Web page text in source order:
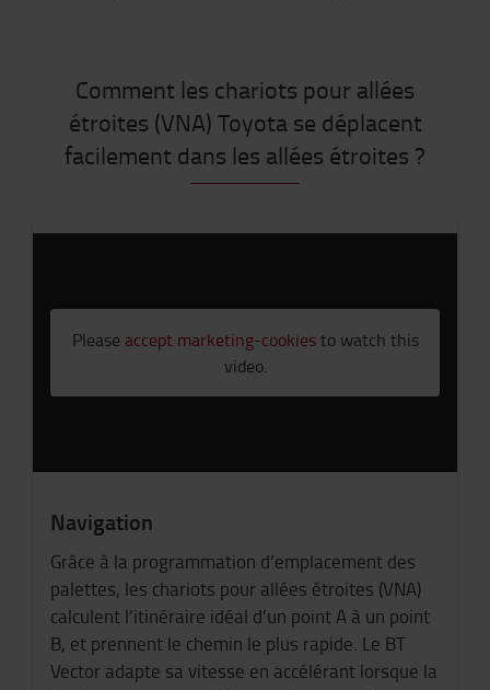
Comment les chariots pour allées
étroites (VNA) Toyota se déplacent
facilement dans les allées étroites ?
Please accept marketing-cookiesto watch this
video.
Navigation
Grâce à la programmation d’emplacement des
palettes, les chariots pour allées étroites (VNA)
calculent l’itinéraire idéal d’un point A à un point
B, et prennent le chemin le plus rapide. Le BT
Vector adapte sa vitesse en accélérant lorsque la